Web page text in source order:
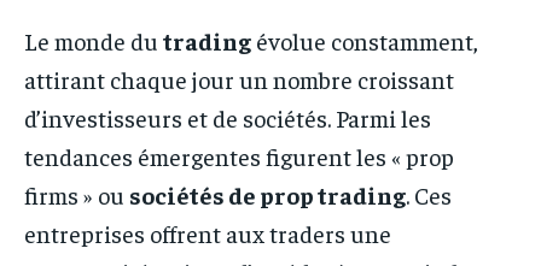
Le monde du trading évolue constamment,
attirant chaque jour un nombre croissant
d’investisseurs et de sociétés. Parmi les
tendances émergentes figurent les « prop
firms » ou sociétés de prop trading. Ces
entreprises offrent aux traders une